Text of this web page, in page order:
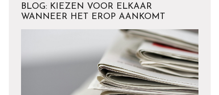
BLOG: KIEZEN VOOR ELKAAR
WANNEER HET EROP AANKOMT